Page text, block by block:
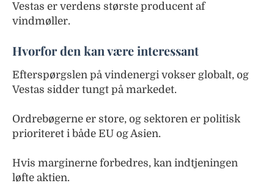
Vestas er verdens største producent af
vindmøller.
Hvorfor den kan være interessant
Efterspørgslen på vindenergi vokser globalt, og
Vestas sidder tungt på markedet.
Ordrebøgerne er store, og sektoren er politisk
prioriteret i både EU og Asien.
Hvis marginerne forbedres, kan indtjeningen
løfte aktien.